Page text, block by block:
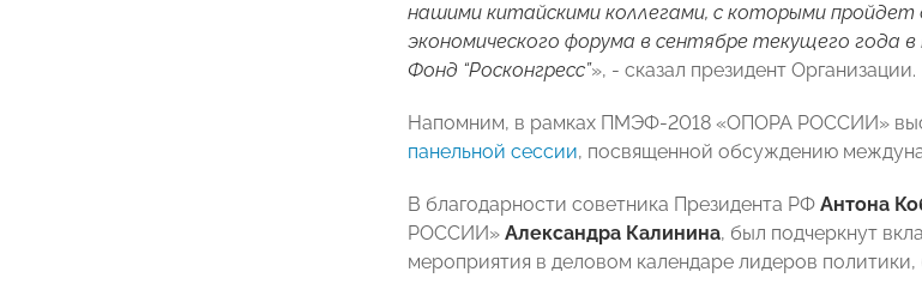
нашими китайскими коллегами, с которыми
экономического форума в сентябре текущего года
Фонд “Росконгресс”», - сказал президент Организации.
Напомним, в рамках ПМЭФ-2018 «ОПОРА РОССИИ»
панельной сессии, посвященной обсуждению
В благодарности советника Президента РФ Антона
РОССИИ» Александра Калинина, был подчеркнут
мероприятия в деловом календаре лидеров